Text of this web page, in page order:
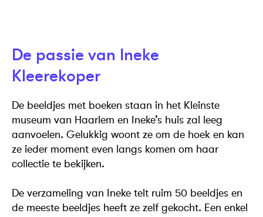
De passie van Ineke
Kleerekoper
De beeldjes met boeken staan in het Kleinste
museum van Haarlem en Ineke’s huis zal leeg
aanvoelen. Gelukkig woont ze om de hoek en kan
ze ieder moment even langs komen om haar
collectie te bekijken.
De verzameling van Ineke telt ruim 50 beeldjes en
de meeste beeldjes heeft ze zelf gekocht. Een enkel